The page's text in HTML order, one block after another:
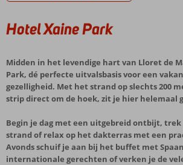
Hotel Xaine Park
Midden in het levendige hart van Lloret de
Park, dé perfecte uitvalsbasis voor een
gezelligheid. Met het strand op slechts 200
strip direct om de hoek, zit je hier helemaal
Begin je dag met een uitgebreid ontbijt,
strand of relax op het dakterras met een
Avonds schuif je aan bij het buffet met
internationale gerechten of verken je de